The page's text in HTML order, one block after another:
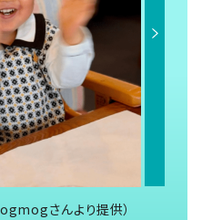
さんより提供）